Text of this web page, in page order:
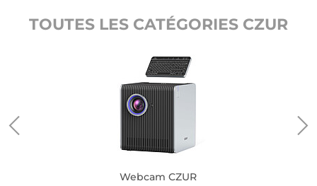
TOUTES LES CATÉGORIES CZUR
Webcam CZUR